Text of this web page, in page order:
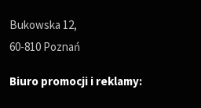
Bukowska 12,
60-810 Poznań
Biuro promocji i reklamy: